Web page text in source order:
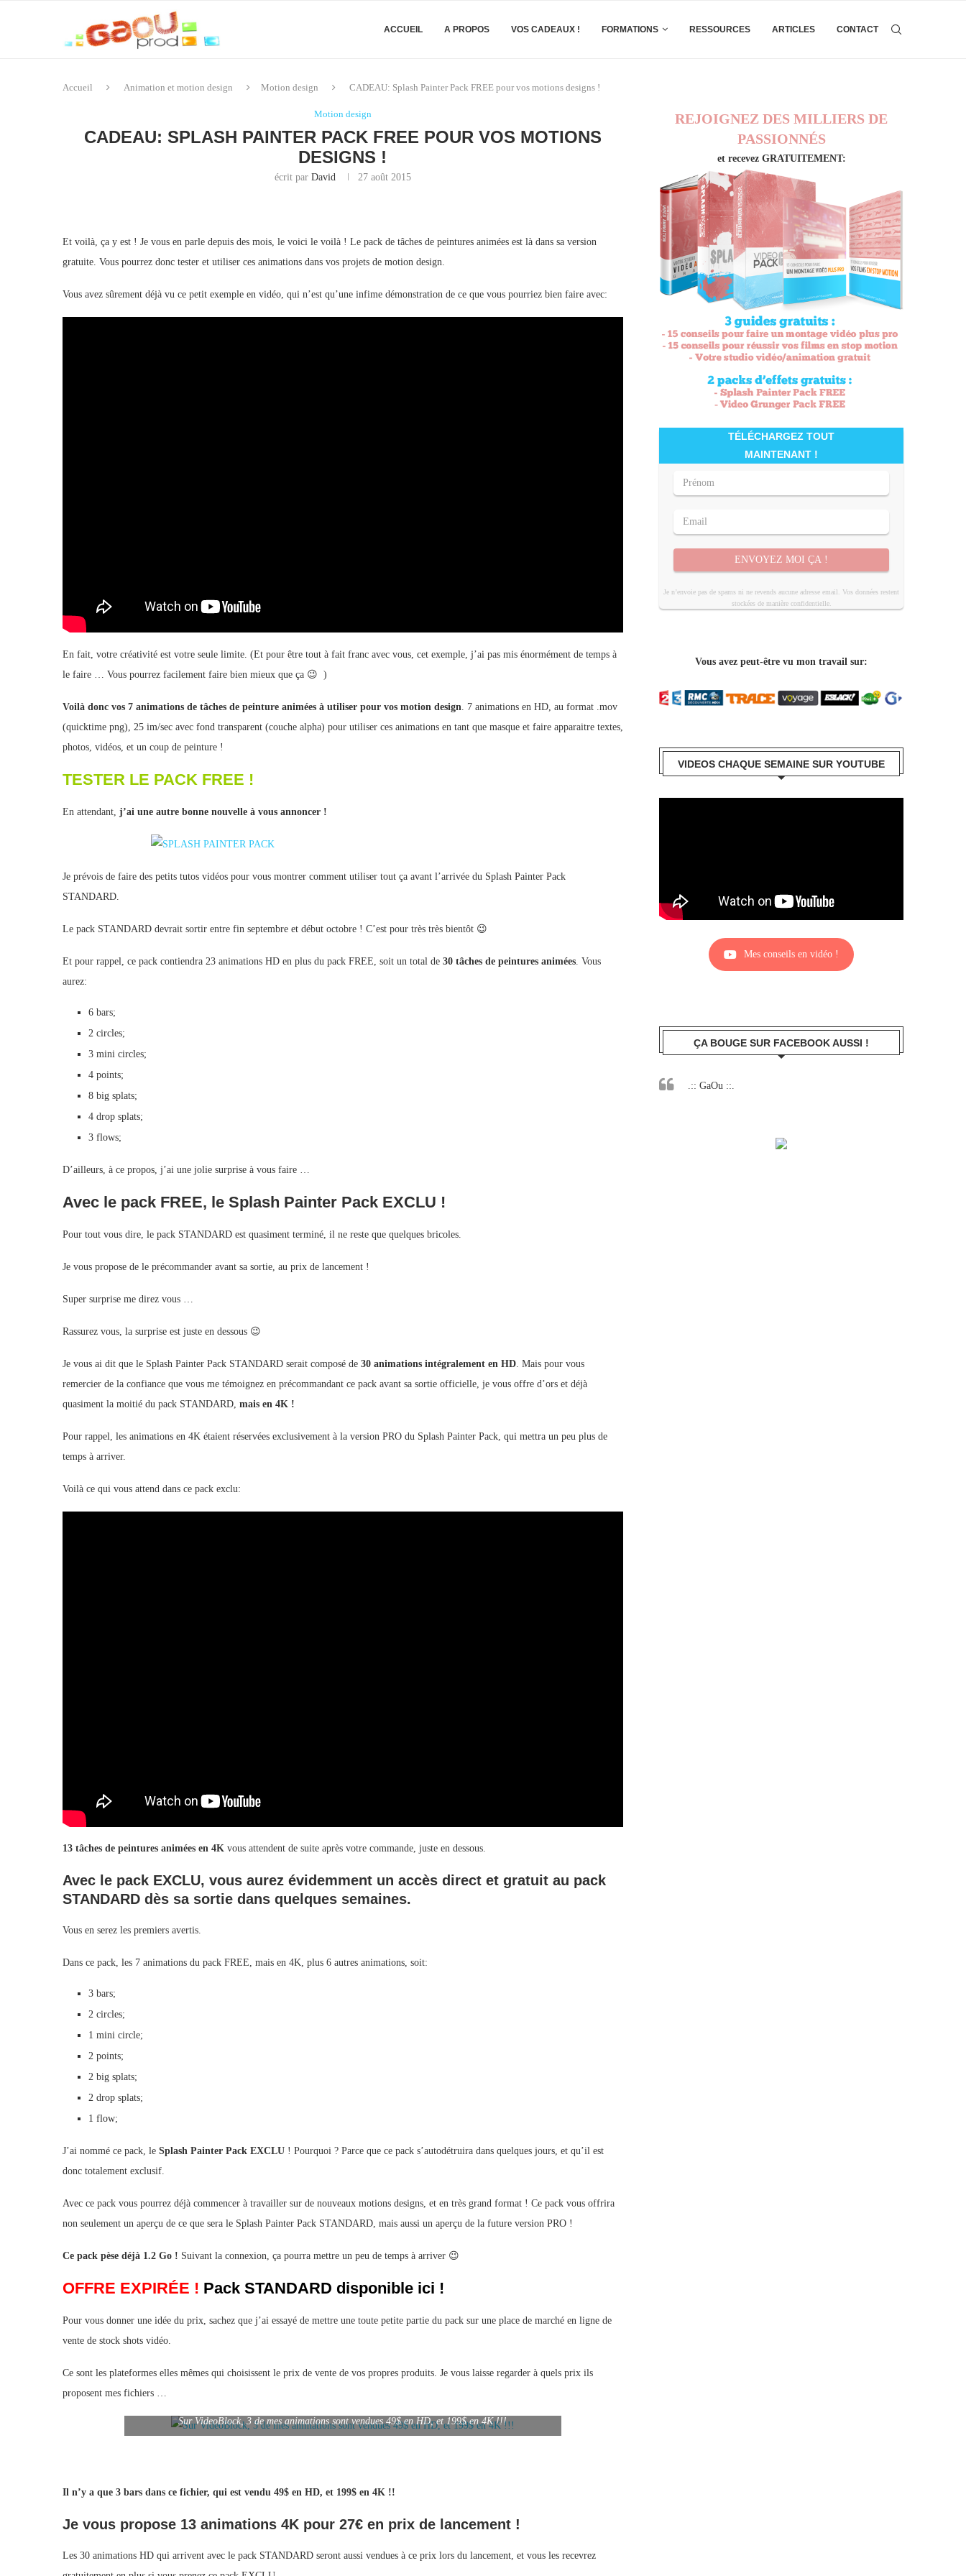
ACCUEIL A PROPOS VOS CADEAUX ! FORMATIONS RESSOURCES ARTICLES CONTACT
Accueil Animation et motion design Motion design CADEAU: Splash Painter Pack FREE pour vos motions designs !
Motion design
CADEAU: SPLASH PAINTER PACK FREE POUR VOS MOTIONS
DESIGNS !
écrit par David 27 août 2015
Et voilà, ça y est ! Je vous en parle depuis des mois, le voici le voilà ! Le pack de tâches de peintures animées est là dans sa version
gratuite. Vous pourrez donc tester et utiliser ces animations dans vos projets de motion design.
Vous avez sûrement déjà vu ce petit exemple en vidéo, qui n’est qu’une infime démonstration de ce que vous pourriez bien faire avec:
En fait, votre créativité est votre seule limite. (Et pour être tout à fait franc avec vous, cet exemple, j’ai pas mis énormément de temps à
le faire … Vous pourrez facilement faire bien mieux que ça 😉 )
Voilà donc vos 7 animations de tâches de peinture animées à utiliser pour vos motion design . 7 animations en HD, au format .mov
(quicktime png), 25 im/sec avec fond transparent (couche alpha) pour utiliser ces animations en tant que masque et faire apparaitre textes,
photos, vidéos, et un coup de peinture !
TESTER LE PACK FREE !
En attendant, j’ai une autre bonne nouvelle à vous annoncer !
Je prévois de faire des petits tutos vidéos pour vous montrer comment utiliser tout ça avant l’arrivée du Splash Painter Pack
STANDARD.
Le pack STANDARD devrait sortir entre fin septembre et début octobre ! C’est pour très très bientôt 😉
Et pour rappel, ce pack contiendra 23 animations HD en plus du pack FREE, soit un total de 30 tâches de peintures animées . Vous
aurez:
6 bars;
2 circles;
3 mini circles;
4 points;
8 big splats;
4 drop splats;
3 flows;
D’ailleurs, à ce propos, j’ai une jolie surprise à vous faire …
Avec le pack FREE, le Splash Painter Pack EXCLU !
Pour tout vous dire, le pack STANDARD est quasiment terminé, il ne reste que quelques bricoles.
Je vous propose de le précommander avant sa sortie, au prix de lancement !
Super surprise me direz vous …
Rassurez vous, la surprise est juste en dessous 😉
Je vous ai dit que le Splash Painter Pack STANDARD serait composé de 30 animations intégralement en HD . Mais pour vous
remercier de la confiance que vous me témoignez en précommandant ce pack avant sa sortie officielle, je vous offre d’ors et déjà
quasiment la moitié du pack STANDARD, mais en 4K !
Pour rappel, les animations en 4K étaient réservées exclusivement à la version PRO du Splash Painter Pack, qui mettra un peu plus de
temps à arriver.
Voilà ce qui vous attend dans ce pack exclu:
13 tâches de peintures animées en 4K vous attendent de suite après votre commande, juste en dessous.
Avec le pack EXCLU, vous aurez évidemment un accès direct et gratuit au pack
STANDARD dès sa sortie dans quelques semaines.
Vous en serez les premiers avertis.
Dans ce pack, les 7 animations du pack FREE, mais en 4K, plus 6 autres animations, soit:
3 bars;
2 circles;
1 mini circle;
2 points;
2 big splats;
2 drop splats;
1 flow;
J’ai nommé ce pack, le Splash Painter Pack EXCLU ! Pourquoi ? Parce que ce pack s’autodétruira dans quelques jours, et qu’il est
donc totalement exclusif.
Avec ce pack vous pourrez déjà commencer à travailler sur de nouveaux motions designs, et en très grand format ! Ce pack vous offrira
non seulement un aperçu de ce que sera le Splash Painter Pack STANDARD, mais aussi un aperçu de la future version PRO !
Ce pack pèse déjà 1.2 Go ! Suivant la connexion, ça pourra mettre un peu de temps à arriver 😉
OFFRE EXPIRÉE ! Pack STANDARD disponible ici !
Pour vous donner une idée du prix, sachez que j’ai essayé de mettre une toute petite partie du pack sur une place de marché en ligne de
vente de stock shots vidéo.
Ce sont les plateformes elles mêmes qui choisissent le prix de vente de vos propres produits. Je vous laisse regarder à quels prix ils
proposent mes fichiers …
Sur VideoBlock, 3 de mes animations sont vendues 49$ en HD, et 199$ en 4K !!!
Il n’y a que 3 bars dans ce fichier, qui est vendu 49$ en HD, et 199$ en 4K !!
Je vous propose 13 animations 4K pour 27€ en prix de lancement !
Les 30 animations HD qui arrivent avec le pack STANDARD seront aussi vendues à ce prix lors du lancement, et vous les recevrez
REJOIGNEZ DES MILLIERS DE
PASSIONNÉS
et recevez GRATUITEMENT:
TÉLÉCHARGEZ TOUT
MAINTENANT !
ENVOYEZ MOI ÇA !
Je n’envoie pas de spams ni ne revends aucune adresse email. Vos données restent
stockées de manière confidentielle.
Vous avez peut-être vu mon travail sur:
VIDEOS CHAQUE SEMAINE SUR YOUTUBE
Mes conseils en vidéo !
ÇA BOUGE SUR FACEBOOK AUSSI !
.:: GaOu ::.